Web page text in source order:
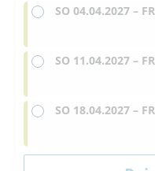
SO 04.04.2027 – FR
SO 11.04.2027 – FR
SO 18.04.2027 – FR